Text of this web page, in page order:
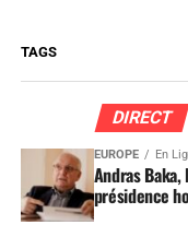
TAGS
DIRECT
EUROPE En
Andras
présidence